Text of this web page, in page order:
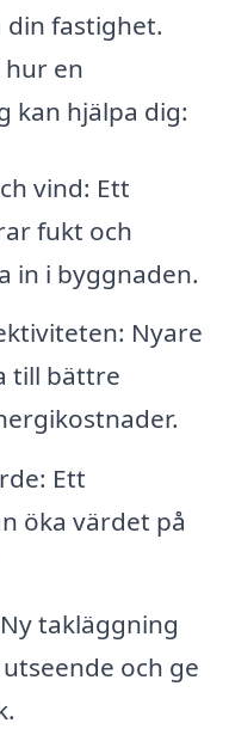
din fastighet.
en
kan hjälpa dig:
vind: Ett
fukt och
in i byggnaden.
Nyare
till bättre
Ett
öka värdet på
takläggning
och ge